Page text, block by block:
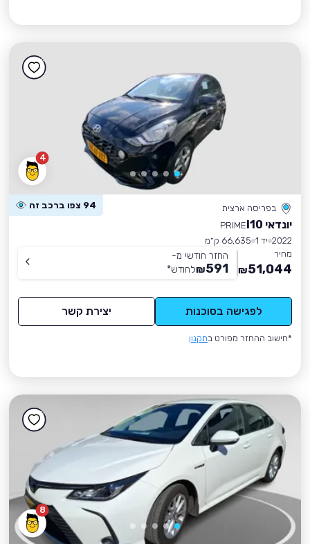
4
בפריסה ארצית 94 צפו ברכב זה
יונדאי I10
PRIME
2022 יד 1
66,635 ק״מ
מחיר
51,044
₪
החזר חודשי מ-
591
₪לחודש*
לפגישה בסוכנות יצירת קשר
*חישוב ההחזר מפורט בתקנון
8